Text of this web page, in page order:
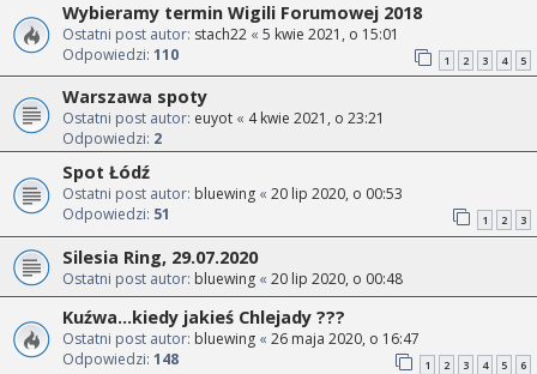
Wybieramy termin Wigili Forumowej 2018
Ostatni post autor: stach22 « 5 kwie 2021, o 15:01
Odpowiedzi: 110 1 2 3 4 5
Warszawa spoty
Ostatni post autor: euyot « 4 kwie 2021, o 23:21
Odpowiedzi: 2
Spot Łódź
Ostatni post autor: bluewing « 20 lip 2020, o 00:53
Odpowiedzi: 51 1 2 3
Silesia Ring, 29.07.2020
Ostatni post autor: bluewing « 20 lip 2020, o 00:48
Kuźwa...kiedy jakieś Chlejady ???
Ostatni post autor: bluewing « 26 maja 2020, o 16:47
Odpowiedzi: 148 1 2 3 4 5 6